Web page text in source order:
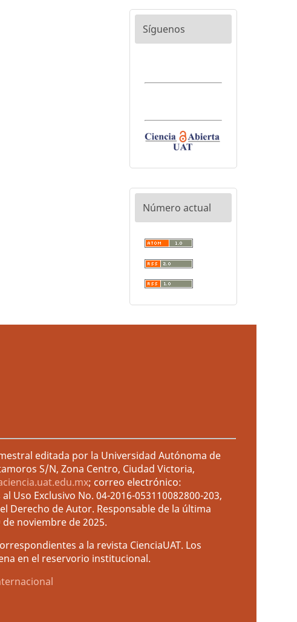
Síguenos
Número actual
editada por la Universidad Autónoma de
S/N, Zona Centro, Ciudad Victoria,
; correo electrónico:
Uso Exclusivo No. 04-2016-053110082800-203,
Derecho de Autor. Responsable de la última
noviembre de 2025.
a la revista CienciaUAT. Los
en el reservorio institucional.